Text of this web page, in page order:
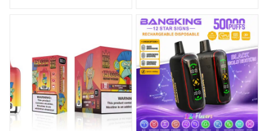
eldobható készülék A
tökéletes kombináció